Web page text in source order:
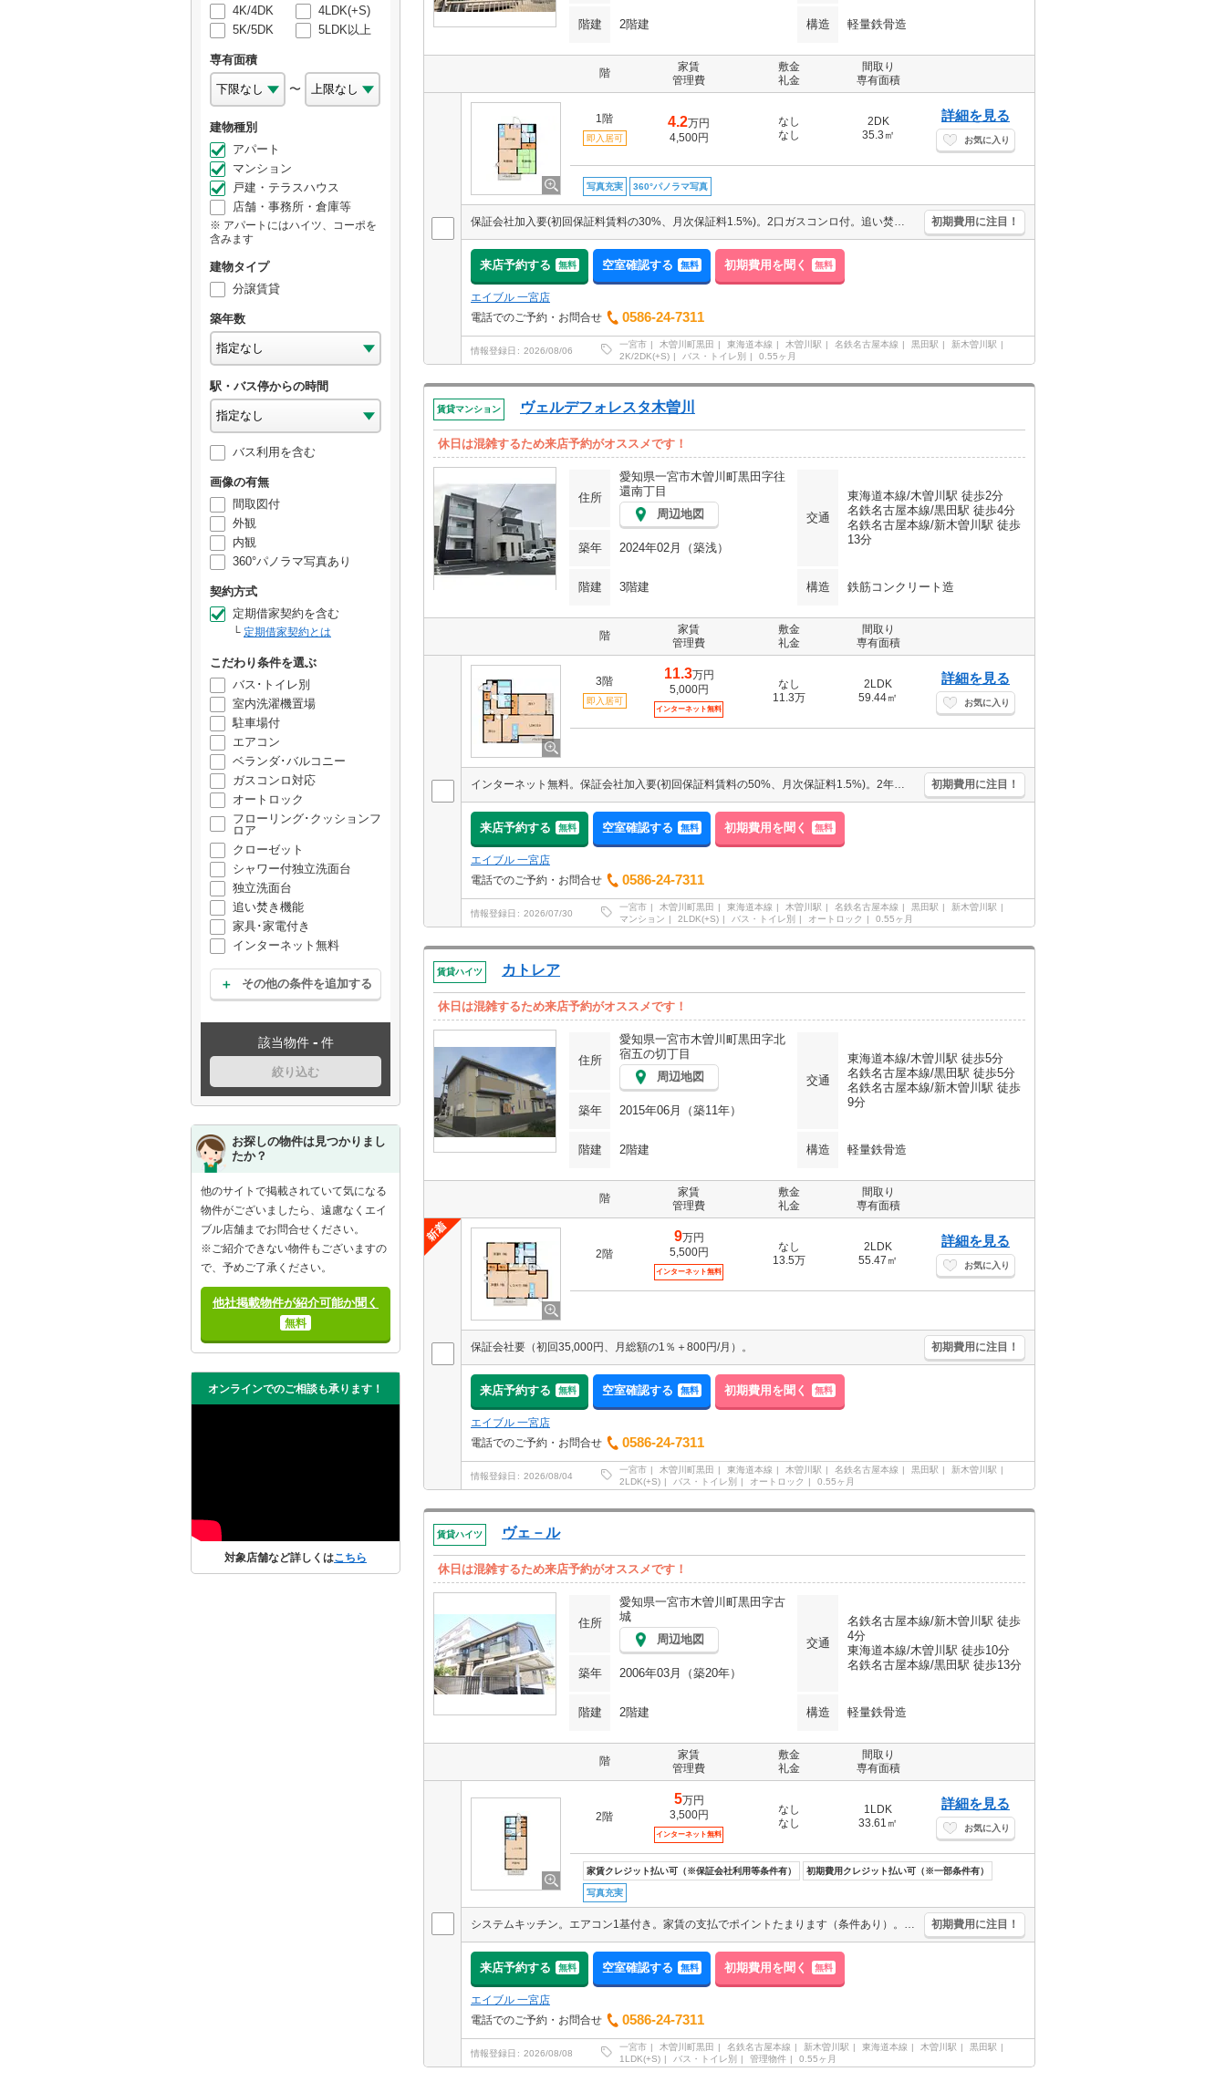
4K/4DK
4LDK(+S)
5K/5DK
5LDK以上
専有面積
〜
建物種別
アパート
マンション
戸建・テラスハウス
店舗・事務所・倉庫等
アパートにはハイツ、コーポを
含みます
建物タイプ
分譲賃貸
築年数
駅・バス停からの時間
バス利用を含む
画像の有無
間取図付
外観
内観
360°パノラマ写真あり
契約方式
定期借家契約を含む
定期借家契約とは
こだわり条件を選ぶ
バス･トイレ別
室内洗濯機置場
駐車場付
エアコン
ベランダ･バルコニー
ガスコンロ対応
オートロック
フローリング･クッションフ
ロア
クローゼット
シャワー付独立洗面台
独立洗面台
追い焚き機能
家具･家電付き
インターネット無料
その他の条件を追加する
該当物件 - 件
絞り込む
お探しの物件は見つかりまし
たか？
他のサイトで掲載されていて気になる
物件がございましたら、遠慮なくエイ
ブル店舗までお問合せください。
※ご紹介できない物件もございますの
で、予めご了承ください。
他社掲載物件が紹介可能か聞く
無料
オンラインでのご相談も承ります！
対象店舗など詳しくはこちら
階建 2階建 構造 軽量鉄骨造
階
家賃
管理費
敷金
礼金
間取り
専有面積
1階
即入居可
4.2万円
4,500円
なし
なし
2DK
35.3㎡
詳細を見る
お気に入り
写真充実 360°パノラマ写真
保証会社加入要(初回保証料賃料の30%、月次保証料1.5%)。2口ガスコンロ付。追い焚き機能付きバス。エアコン付き。温水洗浄便座付き。システムキッチン。シューズボックス付き。 初期費用に注目！
来店予約する 無料 空室確認する 無料 初期費用を聞く 無料
エイブル 一宮店
電話でのご予約・お問合せ
0586-24-7311
情報登録日 2026/08/06
一宮市 木曽川町黒田 東海道本線 木曽川駅 名鉄名古屋本線 黒田駅
新木曽川駅
2K/2DK(+S)
バス・トイレ別 0.55ヶ月
賃貸マンション ヴェルデフォレスタ木曽川
休日は混雑するため来店予約がオススメです！
住所
愛知県一宮市木曽川町黒田字往
還南丁目
周辺地図
交通
東海道本線/木曽川駅 徒歩2分
名鉄名古屋本線/黒田駅 徒歩4分
名鉄名古屋本線/新木曽川駅 徒歩
13分
築年 2024年02月（築浅）
階建 3階建 構造 鉄筋コンクリート造
階
家賃
管理費
敷金
礼金
間取り
専有面積
3階
即入居可
11.3万円
5,000円
インターネット無料
なし
11.3万
2LDK
59.44㎡
詳細を見る
お気に入り
インターネット無料。保証会社加入要(初回保証料賃料の50%、月次保証料1.5%)。2年未満の解約時、違約金1ヶ月分発生。 初期費用に注目！
来店予約する 無料 空室確認する 無料 初期費用を聞く 無料
エイブル 一宮店
電話でのご予約・お問合せ
0586-24-7311
情報登録日 2026/07/30
一宮市 木曽川町黒田 東海道本線 木曽川駅 名鉄名古屋本線 黒田駅
新木曽川駅
マンション
2LDK(+S) バス・トイレ別 オートロック 0.55ヶ月
賃貸ハイツ カトレア
休日は混雑するため来店予約がオススメです！
住所
愛知県一宮市木曽川町黒田字北
宿五の切丁目
周辺地図
交通
東海道本線/木曽川駅 徒歩5分
名鉄名古屋本線/黒田駅 徒歩5分
名鉄名古屋本線/新木曽川駅 徒歩
9分
築年 2015年06月（築11年）
階建 2階建 構造 軽量鉄骨造
階
家賃
管理費
敷金
礼金
間取り
専有面積
2階
9万円
5,500円
インターネット無料
なし
13.5万
2LDK
55.47㎡
詳細を見る
お気に入り
保証会社要（初回35,000円、月総額の1％＋800円/月）。 初期費用に注目！
来店予約する 無料 空室確認する 無料 初期費用を聞く 無料
エイブル 一宮店
電話でのご予約・お問合せ
0586-24-7311
情報登録日 2026/08/04
一宮市 木曽川町黒田 東海道本線 木曽川駅 名鉄名古屋本線 黒田駅
新木曽川駅
2LDK(+S)
バス・トイレ別 オートロック 0.55ヶ月
賃貸ハイツ ヴェ－ル
休日は混雑するため来店予約がオススメです！
住所
愛知県一宮市木曽川町黒田字古
城
周辺地図
交通
名鉄名古屋本線/新木曽川駅 徒歩
4分
東海道本線/木曽川駅 徒歩10分
名鉄名古屋本線/黒田駅 徒歩13分
築年 2006年03月（築20年）
階建 2階建 構造 軽量鉄骨造
階
家賃
管理費
敷金
礼金
間取り
専有面積
2階
5万円
3,500円
インターネット無料
なし
なし
1LDK
33.61㎡
詳細を見る
お気に入り
家賃クレジット払い可（※保証会社利用等条件有） 初期費用クレジット払い可（※一部条件有）
写真充実
システムキッチン。エアコン1基付き。家賃の支払でポイントたまります（条件あり）。保証委託料（賃料総額に対し、初回額50％、月額2％）。 初期費用に注目！
来店予約する 無料 空室確認する 無料 初期費用を聞く 無料
エイブル 一宮店
電話でのご予約・お問合せ
0586-24-7311
情報登録日 2026/08/08
一宮市 木曽川町黒田 名鉄名古屋本線 新木曽川駅 東海道本線 木曽川駅
黒田駅
1LDK(+S)
バス・トイレ別 管理物件 0.55ヶ月